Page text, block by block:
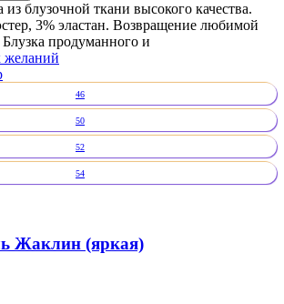
блузочной ткани высокого качества.
3% эластан. Возвращение любимой
продуманного и
желаний
46
50
52
54
Жаклин (яркая)